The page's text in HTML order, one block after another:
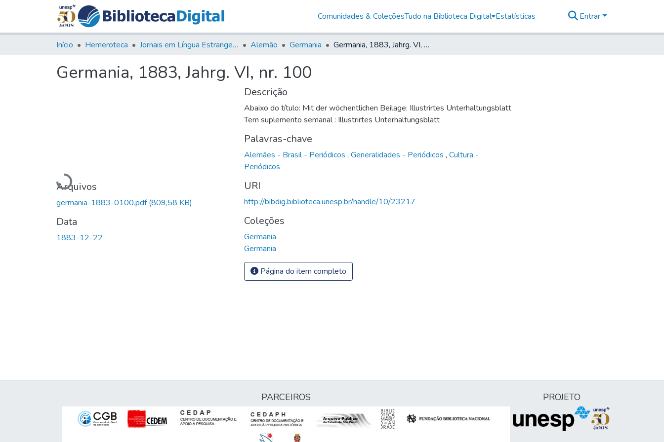
Comunidades & ColeçõesTudo na Biblioteca Digital Estatísticas Entrar
Início Hemeroteca Jornais em Língua Estrangeira Alemão Germania Germania, 1883, Jahrg. VI, nr. 100
Germania, 1883, Jahrg. VI, nr. 100
Carregando...
Arquivos
germania-1883-0100.pdf(809,58 KB)
Data
1883-12-22
Descrição
Abaixo do título: Mit der wöchentlichen Beilage: Illustrirtes Unterhaltungsblatt
Tem suplemento semanal : Illustrirtes Unterhaltungsblatt
Palavras-chave
Alemães - Brasil - Periódicos , Generalidades - Periódicos , Cultura -
Periódicos
URI
http://bibdig.biblioteca.unesp.br/handle/10/23217
Coleções
Germania
Germania
Página do item completo
PARCEIROS PROJETO